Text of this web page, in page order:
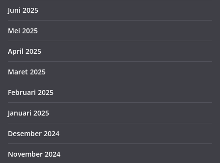
Juni 2025
Mei 2025
April 2025
Maret 2025
Februari 2025
Januari 2025
Desember 2024
November 2024